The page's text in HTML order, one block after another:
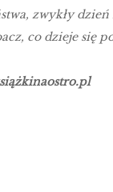
zwykły
co dzieje się